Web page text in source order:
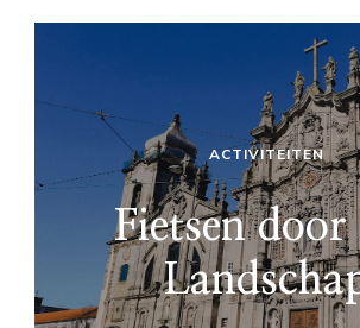
ACTIVITEITEN
Fietsen door